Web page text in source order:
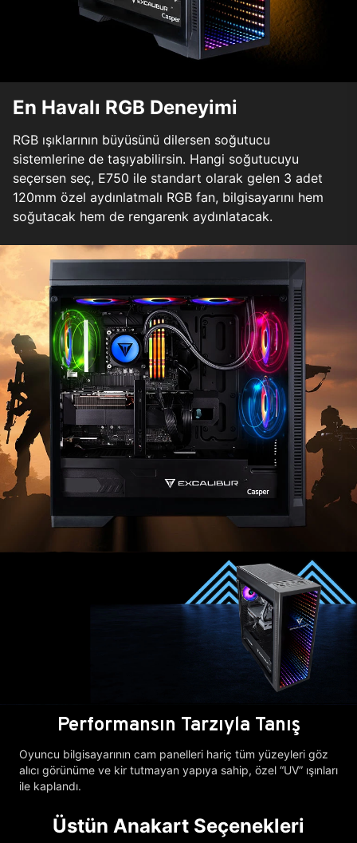
En Havalı RGB Deneyimi
RGB ışıklarının büyüsünü dilersen soğutucu
sistemlerine de taşıyabilirsin. Hangi soğutucuyu
seçersen seç, E750 ile standart olarak gelen 3 adet
120mm özel aydınlatmalı RGB fan, bilgisayarını hem
soğutacak hem de rengarenk aydınlatacak.
Performansın Tarzıyla Tanış
Oyuncu bilgisayarının cam panelleri hariç tüm yüzeyleri göz
alıcı görünüme ve kir tutmayan yapıya sahip, özel “UV” ışınları
ile kaplandı.
Üstün Anakart Seçenekleri